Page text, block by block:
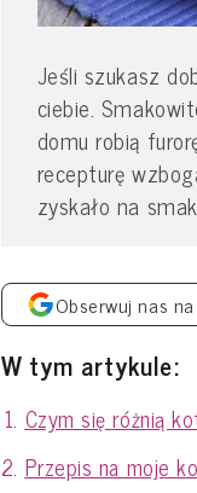
Jeśli szukasz
ciebie.
domu robią
recepturę
zyskało na
Obserwuj nas
W tym artykule:
Czym się różnią
Przepis na moje